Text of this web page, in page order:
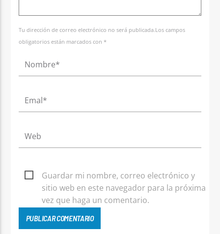
Tu dirección de correo electrónico no será publicada.Los campos
obligatorios están marcados con *
Guardar mi nombre, correo electrónico y
sitio web en este navegador para la próxima
vez que haga un comentario.